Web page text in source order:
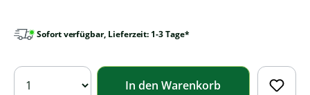
Sofort verfügbar, Lieferzeit: 1-3 Tage*
In den Warenkorb